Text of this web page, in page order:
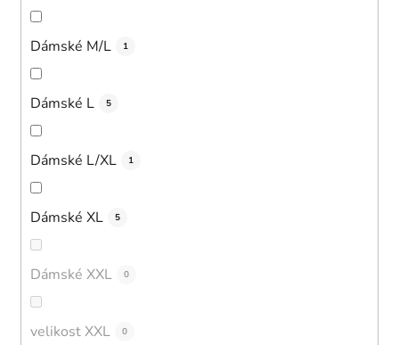
Dámské M/L 1
Dámské L 5
Dámské L/XL 1
Dámské XL 5
Dámské XXL 0
velikost XXL 0